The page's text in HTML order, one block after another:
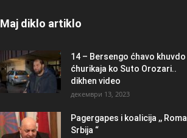
Maj diklo artiklo
14 – Bersengo ćhavo khuvdo
ćhurikaja ko Suto Orozari..
dikhen video
декември 13, 2023
Pagergapes i koalicija ,, Roma
Srbija “